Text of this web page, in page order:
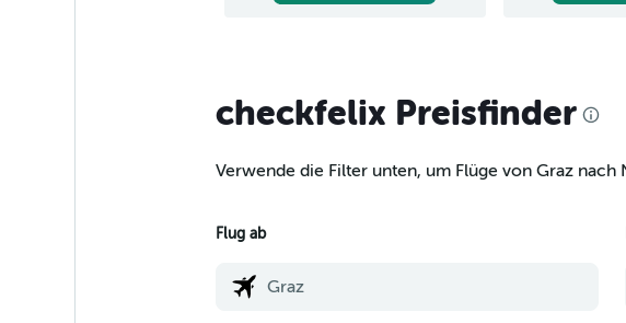
checkfelix Preisfinder
Verwende die Filter unten, um Flüge von Graz
Flug ab